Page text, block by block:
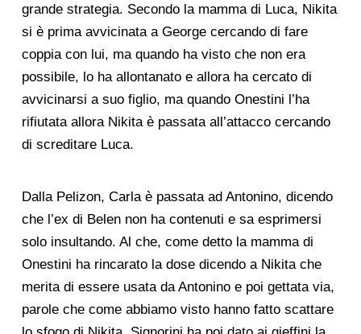
grande strategia. Secondo la mamma di Luca, Nikita
si è prima avvicinata a George cercando di fare
coppia con lui, ma quando ha visto che non era
possibile, lo ha allontanato e allora ha cercato di
avvicinarsi a suo figlio, ma quando Onestini l’ha
rifiutata allora Nikita è passata all’attacco cercando
di screditare Luca.
Dalla Pelizon, Carla è passata ad Antonino, dicendo
che l’ex di Belen non ha contenuti e sa esprimersi
solo insultando. Al che, come detto la mamma di
Onestini ha rincarato la dose dicendo a Nikita che
merita di essere usata da Antonino e poi gettata via,
parole che come abbiamo visto hanno fatto scattare